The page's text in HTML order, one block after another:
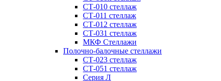
СТ-010 стеллаж
СТ-011 стеллаж
СТ-012 стеллаж
СТ-031 стеллаж
МКФ Стеллажи
Полочно-балочные стеллажи
СТ-023 стеллаж
СТ-051 стеллаж
Серия Л